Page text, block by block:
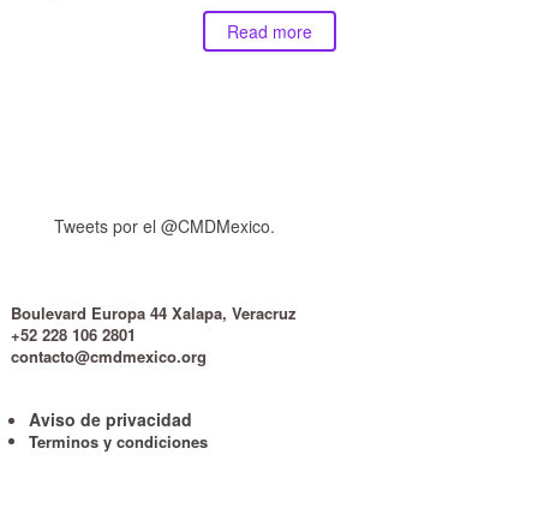
Read more
Tweets por el @CMDMexico.
Boulevard Europa 44 Xalapa, Veracruz
+52 228 106 2801
contacto@cmdmexico.org
Aviso de privacidad
Terminos y condiciones